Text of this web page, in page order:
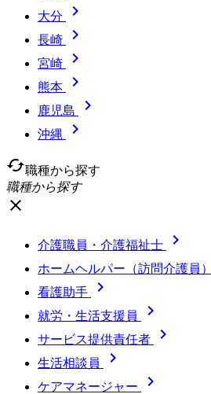
大分 
長崎 
宮崎 
熊本 
鹿児島 
沖縄

cached職種から探す
職種から探す
close
介護職員・介護福祉士 
ホームヘルパー（訪問介護員）
看護助手 
就労・生活支援員 
サービス提供責任者 
生活相談員 
ケアマネージャー 